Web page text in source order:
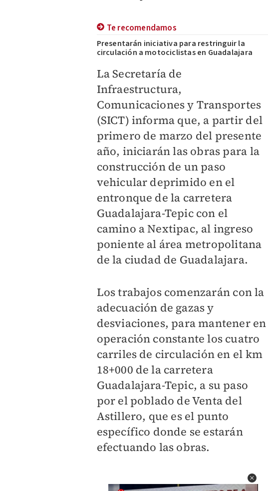
Te recomendamos
Presentarán iniciativa para restringuir la
circulación a motociclistas en Guadalajara
La Secretaría de
Infraestructura,
Comunicaciones y Transportes
(SICT) informa que, a partir del
primero de marzo del presente
año, iniciarán las obras para la
construcción de un paso
vehicular deprimido en el
entronque de la carretera
Guadalajara-Tepic con el
camino a Nextipac, al ingreso
poniente al área metropolitana
de la ciudad de Guadalajara.
Los trabajos comenzarán con la
adecuación de gazas y
desviaciones, para mantener en
operación constante los cuatro
carriles de circulación en el km
18+000 de la carretera
Guadalajara-Tepic, a su paso
por el poblado de Venta del
Astillero, que es el punto
específico donde se estarán
efectuando las obras.